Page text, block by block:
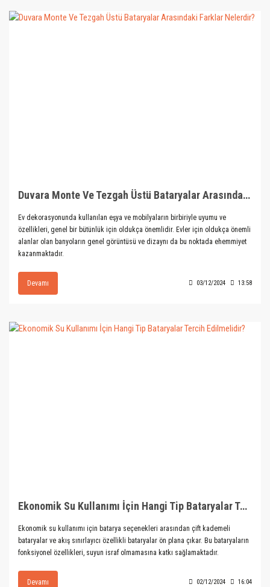
Duvara Monte Ve Tezgah Üstü Bataryalar Arasındaki Farklar Nelerdir?
Ev dekorasyonunda kullanılan eşya ve mobilyaların birbiriyle uyumu ve
özellikleri, genel bir bütünlük için oldukça önemlidir. Evler için oldukça önemli
alanlar olan banyoların genel görüntüsü ve dizaynı da bu noktada ehemmiyet
kazanmaktadır.
Devamı 03/12/2024 13:58
Ekonomik Su Kullanımı İçin Hangi Tip Bataryalar Tercih Edilmelidir?
Ekonomik su kullanımı için batarya seçenekleri arasından çift kademeli
bataryalar ve akış sınırlayıcı özellikli bataryalar ön plana çıkar. Bu bataryaların
fonksiyonel özellikleri, suyun israf olmamasına katkı sağlamaktadır.
Devamı 02/12/2024 16:04